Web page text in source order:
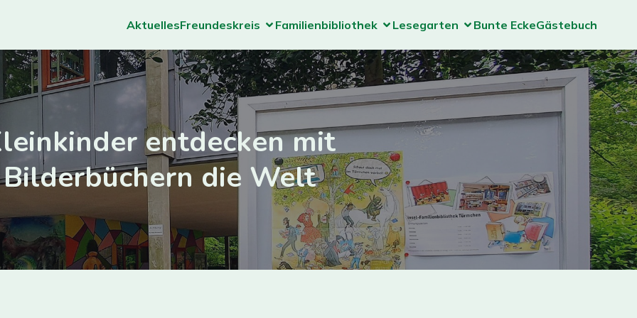
AktuellesFreundeskreis Familienbibliothek Lesegarten Bunte EckeGästebuch
entdecken mit
Bilderbüchern die Welt